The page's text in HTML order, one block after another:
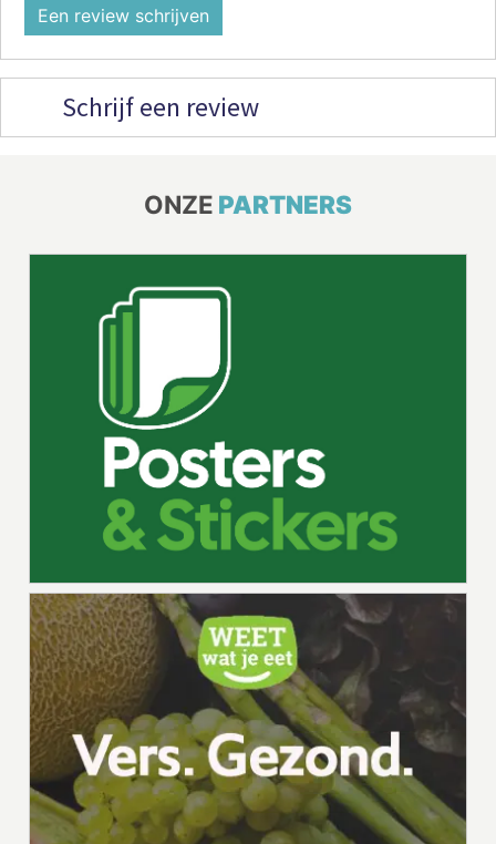
Een review schrijven
Schrijf een review
ONZE PARTNERS